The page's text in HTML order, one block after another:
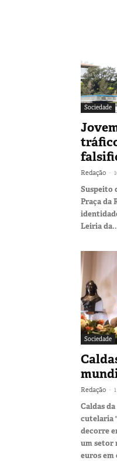
Sociedade
Redação -
Suspeito
Praça da
Leiria
Sociedade
Redação -
Caldas
cutelaria
decorre
um setor
euros em